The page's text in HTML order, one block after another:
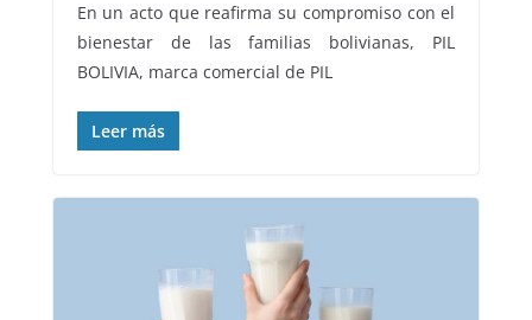
En un acto que reafirma su compromiso con el
bienestar de las familias bolivianas, PIL
BOLIVIA, marca comercial de PIL
Leer más